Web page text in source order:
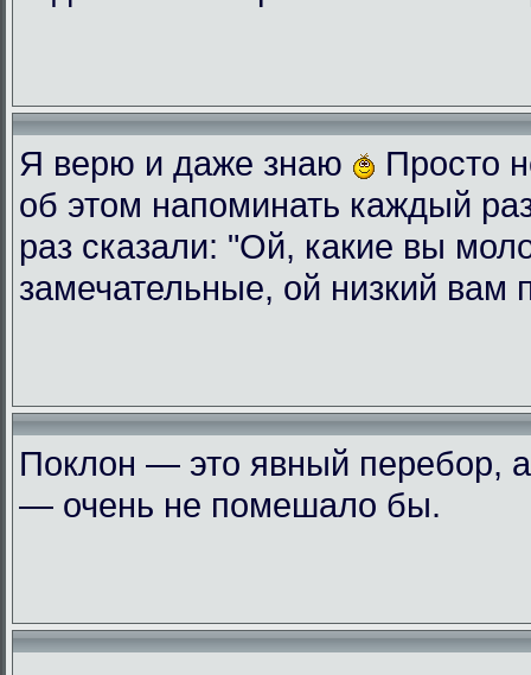
Я верю и даже знаю
Просто
об этом напоминать каждый
раз сказали: "Ой, какие вы
замечательные, ой низкий вам
Поклон — это явный перебор,
— очень не помешало бы.